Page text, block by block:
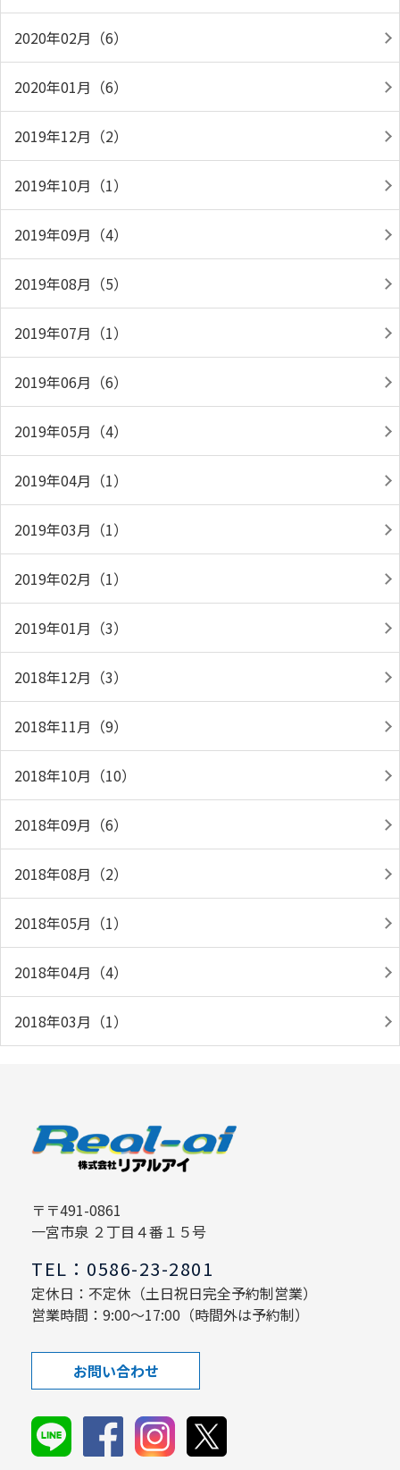
2020年02月（6）
2020年01月（6）
2019年12月（2）
2019年10月（1）
2019年09月（4）
2019年08月（5）
2019年07月（1）
2019年06月（6）
2019年05月（4）
2019年04月（1）
2019年03月（1）
2019年02月（1）
2019年01月（3）
2018年12月（3）
2018年11月（9）
2018年10月（10）
2018年09月（6）
2018年08月（2）
2018年05月（1）
2018年04月（4）
2018年03月（1）
〒〒491-0861
一宮市泉 ２丁目４番１５号
TEL：0586-23-2801
定休日：不定休（土日祝日完全予約制営業）
営業時間：9:00～17:00（時間外は予約制）
お問い合わせ